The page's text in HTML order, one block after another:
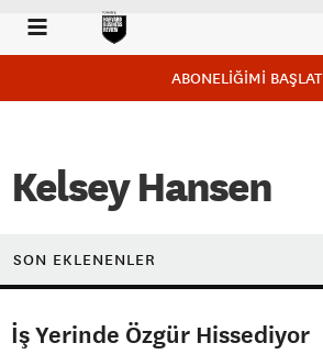
ABONELİĞİMİ BAŞLAT
Kelsey Hansen
SON EKLENENLER
İş Yerinde Özgür Hissediyor